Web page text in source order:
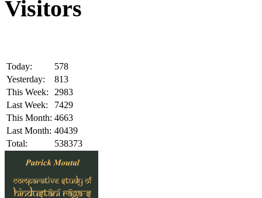
Visitors
Today:
578
Yesterday:
813
This Week:
2983
Last Week:
7429
This Month: 4663
Last Month: 40439
Total:
538373